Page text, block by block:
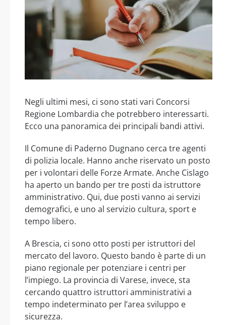
Negli ultimi mesi, ci sono stati vari Concorsi
Regione Lombardia che potrebbero interessarti.
Ecco una panoramica dei principali bandi attivi.
Il Comune di Paderno Dugnano cerca tre agenti
di polizia locale. Hanno anche riservato un posto
per i volontari delle Forze Armate. Anche Cislago
ha aperto un bando per tre posti da istruttore
amministrativo. Qui, due posti vanno ai servizi
demografici, e uno al servizio cultura, sport e
tempo libero.
A Brescia, ci sono otto posti per istruttori del
mercato del lavoro. Questo bando è parte di un
piano regionale per potenziare i centri per
l’impiego. La provincia di Varese, invece, sta
cercando quattro istruttori amministrativi a
tempo indeterminato per l’area sviluppo e
sicurezza.